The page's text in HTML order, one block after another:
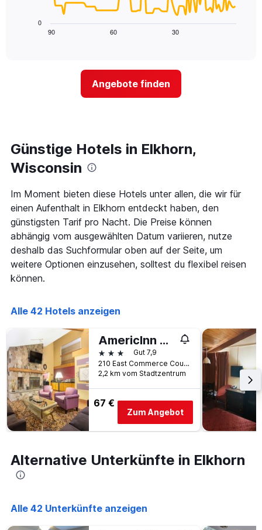
Wochentage
anzeigt.
Zimmerpreis
anzeigt.
folgende
Diagramm
näher
das
Aufenthaltsdatum
rückt.
Diagramm
hat
1
X-
Achse,
die
die
Anzahl
vor
Aufenthalt
anzeigt
Das
Diagramm
hat
1
Y-
Achse,
die
den
Zimmerpreis
anzeigt
90 60 30
0
Angebote finden
Günstige Hotels in Elkhorn,
Wisconsin
Im Moment bieten diese Hotels unter allen, die wir für
einen Aufenthalt in Elkhorn entdeckt haben, den
günstigsten Tarif pro Nacht. Die Preise können
abhängig vom ausgewählten Datum variieren, nutze
deshalb das Suchformular oben auf der Seite, um
weitere Optionen einzusehen, solltest du flexibel reisen
können.
Alle 42 Hotels anzeigen
AmericInn by Wyndham Elkhorn Near Lake Geneva
3 SterneGut 7,9
210 East Commerce Court, Elkhorn, WI, USA
2,2 km vom Stadtzentrum
67 €
Zum Angebot
Alternative Unterkünfte in Elkhorn
Alle 42 Unterkünfte anzeigen